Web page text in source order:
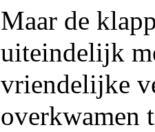
Maar de
uiteindelijk
vriendelijke
overkwamen